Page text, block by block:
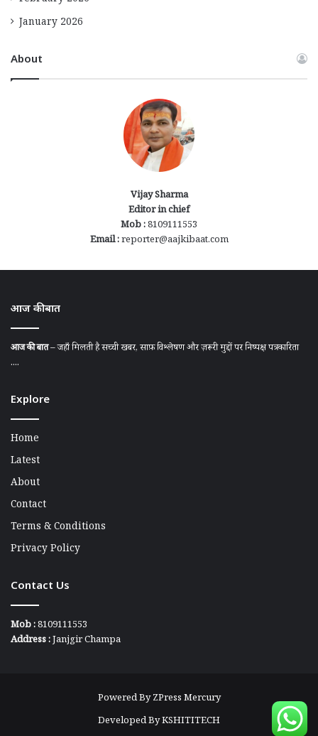
January 2026
About
Vijay Sharma
Editor in chief
Mob :8109111553
Email :reporter@aajkibaat.com
आज की बात
आज की बात– जहाँ मिलती है सच्ची खबर, साफ़ विश्लेषण और ज़रूरी मुद्दों पर निष्पक्ष पत्रकारिता
....
Explore
Home
Latest
About
Contact
Terms & Conditions
Privacy Policy
Contact Us
Mob :8109111553
Address :Janjgir Champa
Powered ByZPress Mercury
Developed ByKSHITITECH